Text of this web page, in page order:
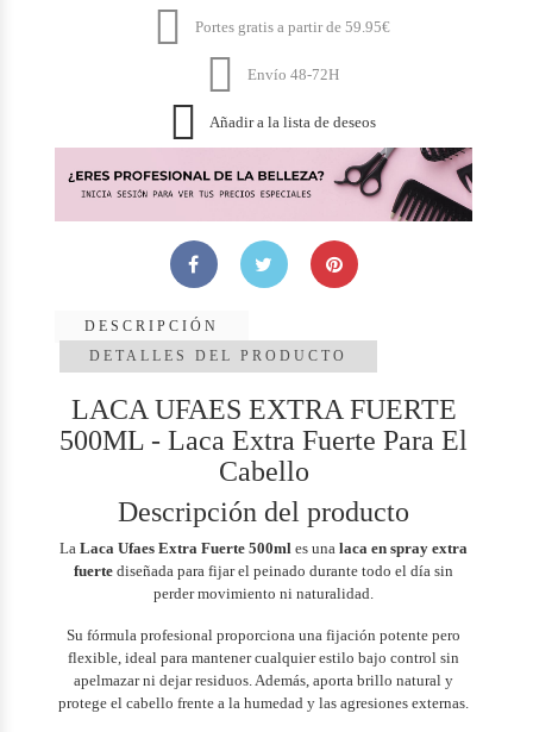
 Portes gratis a partir de 59.95€
 Envío 48-72H
 Añadir a la lista de deseos
DESCRIPCIÓN
DETALLES DEL PRODUCTO
LACA UFAES EXTRA FUERTE
500ML - Laca Extra Fuerte Para El
Cabello
Descripción del producto
LaLaca Ufaes Extra Fuerte 500ml es unalaca en spray extra
fuerte diseñada para fijar el peinado durante todo el día sin
perder movimiento ni naturalidad.
Su fórmula profesional proporciona una fijación potente pero
flexible, ideal para mantener cualquier estilo bajo control sin
apelmazar ni dejar residuos. Además, aporta brillo natural y
protege el cabello frente a la humedad y las agresiones externas.